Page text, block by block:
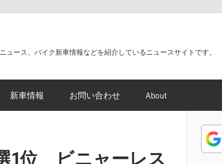
ース、バイク新車情報などを紹介しているニュースサイトです。
新車情報 お問い合わせ About
1位 ビニャーレス